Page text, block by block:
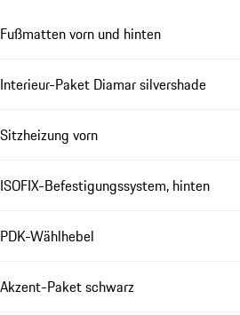
Fußmatten vorn und hinten
Interieur-Paket Diamar silvershade
Sitzheizung vorn
ISOFIX-Befestigungssystem, hinten
PDK-Wählhebel
Akzent-Paket schwarz